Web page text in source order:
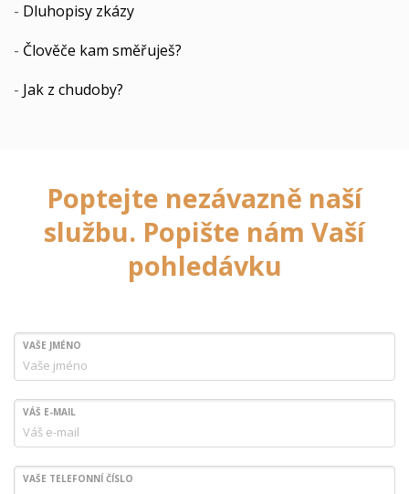
- Dluhopisy zkázy
- Člověče kam směřuješ?
- Jak z chudoby?
Poptejte nezávazně naší
službu. Popište nám Vaší
pohledávku
VAŠE JMÉNO
VÁŠ E-MAIL
VAŠE TELEFONNÍ ČÍSLO